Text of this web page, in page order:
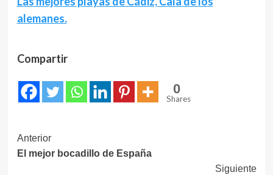
alemanes.
Compartir
0
Shares
Navegación
de
Anterior
El mejor bocadillo de España
Siguiente